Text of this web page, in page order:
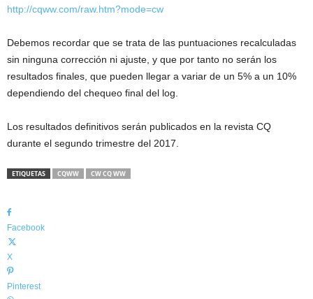
http://cqww.com/raw.htm?mode=cw
Debemos recordar que se trata de las puntuaciones recalculadas
sin ninguna corrección ni ajuste, y que por tanto no serán los
resultados finales, que pueden llegar a variar de un 5% a un 10%
dependiendo del chequeo final del log.
Los resultados definitivos serán publicados en la revista CQ
durante el segundo trimestre del 2017.
ETIQUETAS CQWW CW CQ WW
Facebook
X
Pinterest